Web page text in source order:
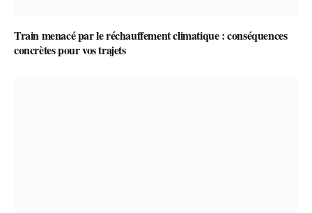
Train menacé par le réchauffement climatique : conséquences
concrètes pour vos trajets